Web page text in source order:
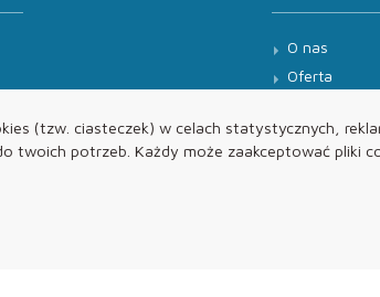
(tzw. ciasteczek) w celach statystycznych,
twoich potrzeb. Każdy może zaakceptować pliki
O nas
Oferta